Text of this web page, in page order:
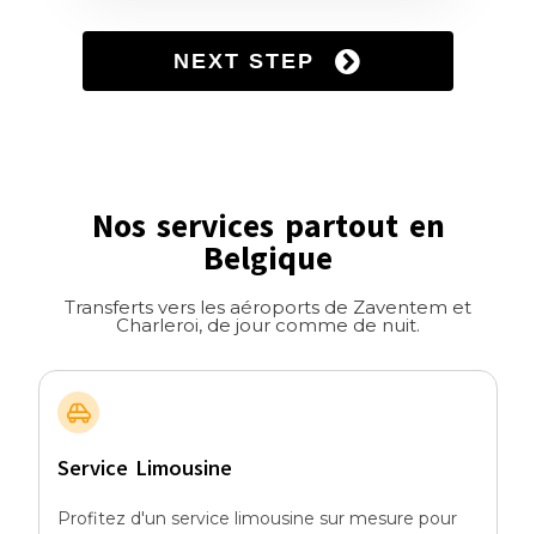
Nos services partout en
Belgique
Transferts vers les aéroports de Zaventem et
Charleroi, de jour comme de nuit.
Service Limousine
Profitez d'un service limousine sur mesure pour